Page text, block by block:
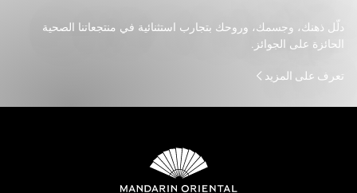
دلّل ذهنك، وجسمك، وروحك بتجارب استثنائية في منتجعاتنا الصحية
الحائزة على الجوائز.
تعرف على المزيد